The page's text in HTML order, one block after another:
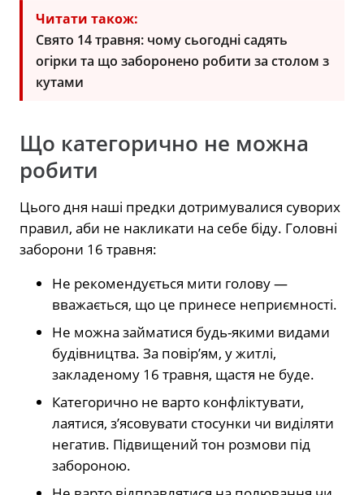
Читати також:
Свято 14 травня: чому сьогодні садять
огірки та що заборонено робити за столом з
кутами
Що категорично не можна
робити
Цього дня наші предки дотримувалися суворих
правил, аби не накликати на себе біду. Головні
заборони 16 травня:
Не рекомендується мити голову —
вважається, що це принесе неприємності.
Не можна займатися будь-якими видами
будівництва. За повір’ям, у житлі,
закладеному 16 травня, щастя не буде.
Категорично не варто конфліктувати,
лаятися, з’ясовувати стосунки чи виділяти
негатив. Підвищений тон розмови під
забороною.